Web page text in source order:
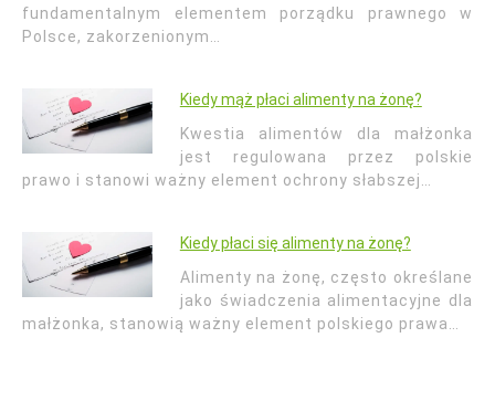
fundamentalnym elementem porządku prawnego w
Polsce, zakorzenionym…
Kiedy mąż płaci alimenty na żonę?
Kwestia alimentów dla małżonka
jest regulowana przez polskie
prawo i stanowi ważny element ochrony słabszej…
Kiedy płaci się alimenty na żonę?
Alimenty na żonę, często określane
jako świadczenia alimentacyjne dla
małżonka, stanowią ważny element polskiego prawa…